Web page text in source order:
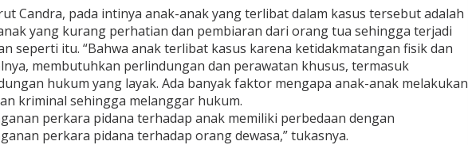
a
r
e
n
a
T
d
a
k
Candra, pada intinya anak-anak yang terlibat dalam kasus tersebut adalah
yang kurang perhatian dan pembiaran dari orang tua sehingga terjadi
seperti itu. “Bahwa anak terlibat kasus karena ketidakmatangan fisik dan
membutuhkan perlindungan dan perawatan khusus, termasuk
hukum yang layak. Ada banyak faktor mengapa anak-anak melakukan
kriminal sehingga melanggar hukum.
perkara pidana terhadap anak memiliki perbedaan dengan
perkara pidana terhadap orang dewasa,” tukasnya.